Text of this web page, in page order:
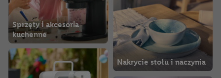
Sprzęty i akcesoria
kuchenne
Nakrycie stołu i naczynia